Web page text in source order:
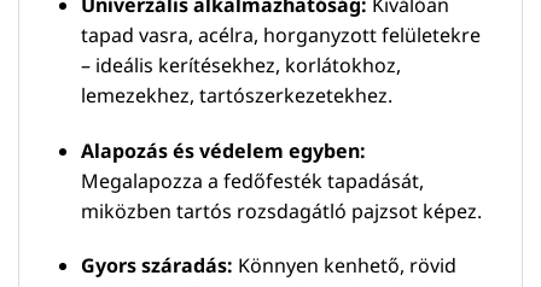
tapad vasra, acélra, horganyzott felületekre
– ideális kerítésekhez, korlátokhoz,
lemezekhez, tartószerkezetekhez.
Alapozás és védelem egyben:
Megalapozza a fedőfesték tapadását,
miközben tartós rozsdagátló pajzsot képez.
Gyors száradás: Könnyen kenhető, rövid